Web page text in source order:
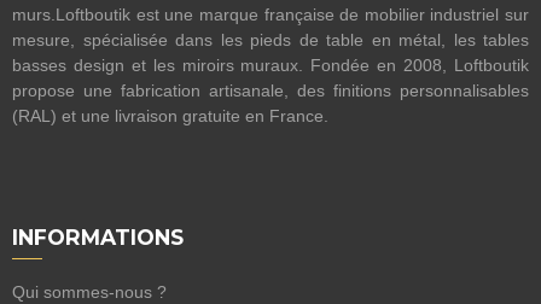
murs.Loftboutik est une marque française de mobilier industriel sur
mesure, spécialisée dans les pieds de table en métal, les tables
basses design et les miroirs muraux. Fondée en 2008, Loftboutik
propose une fabrication artisanale, des finitions personnalisables
(RAL) et une livraison gratuite en France.
INFORMATIONS
Qui sommes-nous ?